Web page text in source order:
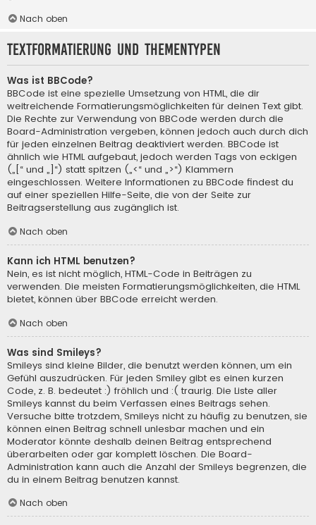
Nach oben
Textformatierung und Thementypen
Was ist BBCode?
BBCode ist eine spezielle Umsetzung von HTML, die dir
weitreichende Formatierungsmöglichkeiten für deinen Text gibt.
Die Rechte zur Verwendung von BBCode werden durch die
Board-Administration vergeben, können jedoch auch durch dich
für jeden einzelnen Beitrag deaktiviert werden. BBCode ist
ähnlich wie HTML aufgebaut, jedoch werden Tags von eckigen
(„[“ und „]“) statt spitzen („<“ und „>“) Klammern
eingeschlossen. Weitere Informationen zu BBCode findest du
auf einer speziellen Hilfe-Seite, die von der Seite zur
Beitragserstellung aus zugänglich ist.
Nach oben
Kann ich HTML benutzen?
Nein, es ist nicht möglich, HTML-Code in Beiträgen zu
verwenden. Die meisten Formatierungsmöglichkeiten, die HTML
bietet, können über BBCode erreicht werden.
Nach oben
Was sind Smileys?
Smileys sind kleine Bilder, die benutzt werden können, um ein
Gefühl auszudrücken. Für jeden Smiley gibt es einen kurzen
Code, z. B. bedeutet :) fröhlich und :( traurig. Die Liste aller
Smileys kannst du beim Verfassen eines Beitrags sehen.
Versuche bitte trotzdem, Smileys nicht zu häufig zu benutzen, sie
können einen Beitrag schnell unlesbar machen und ein
Moderator könnte deshalb deinen Beitrag entsprechend
überarbeiten oder gar komplett löschen. Die Board-
Administration kann auch die Anzahl der Smileys begrenzen, die
du in einem Beitrag benutzen kannst.
Nach oben